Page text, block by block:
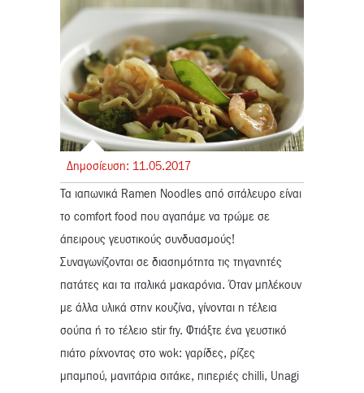
Δημοσίευση: 11.05.2017
Τα ιαπωνικά Ramen Noodles από σιτάλευρο είναι
το comfort food που αγαπάμε να τρώμε σε
άπειρους γευστικούς συνδυασμούς!
Συναγωνίζονται σε διασημότητα τις τηγανητές
πατάτες και τα ιταλικά μακαρόνια. Όταν μπλέκουν
με άλλα υλικά στην κουζίνα, γίνονται η τέλεια
σούπα ή το τέλειο stir fry. Φτιάξτε ένα γευστικό
πιάτο ρίχνοντας στο wok: γαρίδες, ρίζες
μπαμπού, μανιτάρια σιτάκε, πιπεριές chilli, Unagi